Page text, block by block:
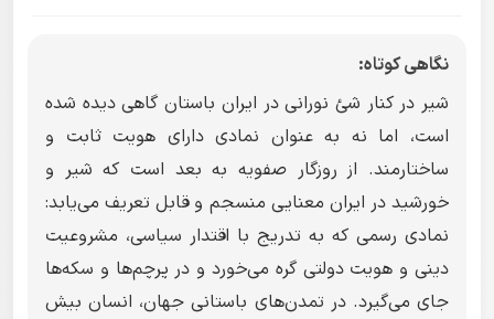
نگاهی کوتاه:
شیر در کنار شئ نورانی در ایران باستان گاهی دیده شده
است، اما نه به عنوان نمادی دارای هویت ثابت و
ساختارمند. از روزگار صفویه به بعد است که شیر و
خورشید در ایران معنایی منسجم و قابل تعریف می‌یابد:
نمادی رسمی که به تدریج با اقتدار سیاسی، مشروعیت
دینی و هویت دولتی گره می‌خورد و در پرچم‌ها و سکه‌ها
جای می‌گیرد. در تمدن‌های باستانی جهان، انسان بیش